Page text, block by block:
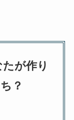
が作り
？